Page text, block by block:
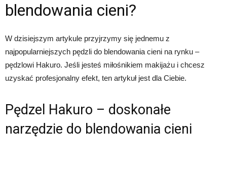
blendowania cieni?
W dzisiejszym artykule przyjrzymy się jednemu z
najpopularniejszych pędzli do blendowania cieni na rynku –
pędzlowi Hakuro. Jeśli jesteś miłośnikiem makijażu i chcesz
uzyskać profesjonalny efekt, ten artykuł jest dla Ciebie.
Pędzel Hakuro – doskonałe
narzędzie do blendowania cieni